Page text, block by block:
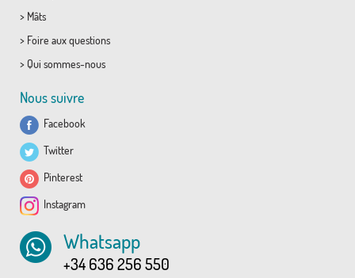
> Mâts
> Foire aux questions
> Qui sommes-nous
Nous suivre
Facebook
Twitter
Pinterest
Instagram
Whatsapp
+34 636 256 550